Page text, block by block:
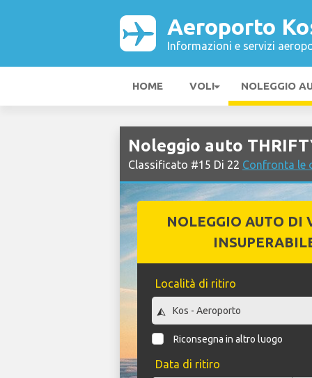
Aeroporto
Informazioni e servizi
HOME VOLI NOLEGGIO
Noleggio auto
Classificato #15 Di 22 Confronta le
NOLEGGIO AUTO DI
Località di ritiro
Riconsegna in altro luogo
Data di ritiro